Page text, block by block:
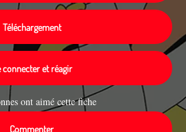
Téléchargement
connecter et réagir
ont aimé cette fiche
Commenter